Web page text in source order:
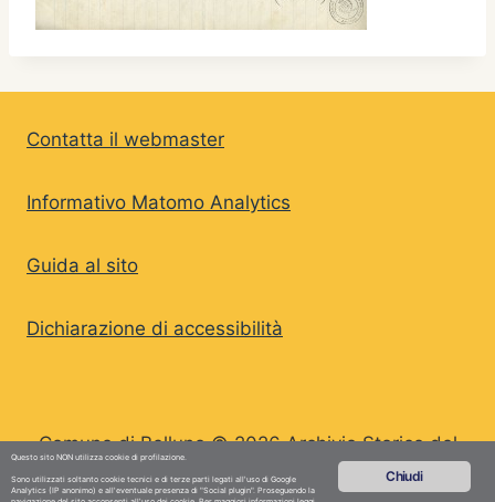
Contatta il webmaster
Informativo Matomo Analytics
Guida al sito
Dichiarazione di accessibilità
Comune di Belluno © 2026 Archivio Storico del
Comune di Belluno
Chiudi
Questo sito NON utilizza cookie di profilazione.
Sono utilizzati soltanto cookie tecnici e di terze parti legati all'uso di Google
Analytics (IP anonimo) e all'eventuale presenza di "Social plugin". Proseguendo la